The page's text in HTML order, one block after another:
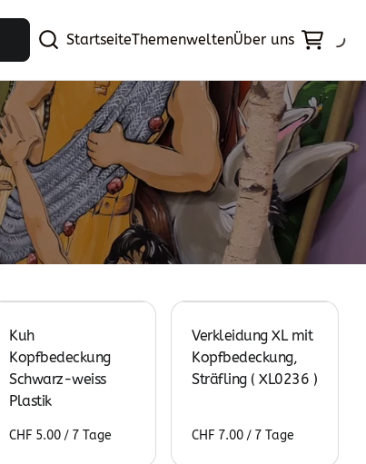
StartseiteThemenweltenÜber uns
Kuh
Kopfbedeckung
Schwarz-weiss
Plastik
/
Verkleidung XL mit
Kopfbedeckung,
Sträfling ( XL0236 )
/